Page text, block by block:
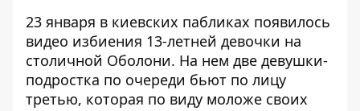
23 января в киевских пабликах появилось
видео избиения 13-летней девочки на
столичной Оболони. На нем две девушки-
подростка по очереди бьют по лицу
третью, которая по виду моложе своих